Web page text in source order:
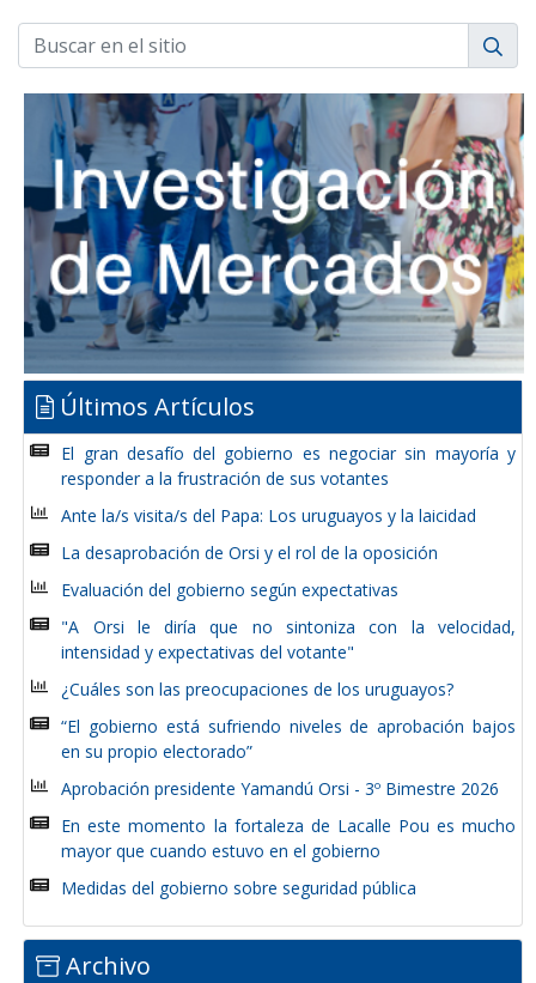
Últimos Artículos
El gran desafío del gobierno es negociar sin mayoría y
responder a la frustración de sus votantes
Ante la/s visita/s del Papa: Los uruguayos y la laicidad
La desaprobación de Orsi y el rol de la oposición
Evaluación del gobierno según expectativas
"A Orsi le diría que no sintoniza con la velocidad,
intensidad y expectativas del votante"
¿Cuáles son las preocupaciones de los uruguayos?
“El gobierno está sufriendo niveles de aprobación bajos
en su propio electorado”
Aprobación presidente Yamandú Orsi - 3º Bimestre 2026
En este momento la fortaleza de Lacalle Pou es mucho
mayor que cuando estuvo en el gobierno
Medidas del gobierno sobre seguridad pública
Archivo